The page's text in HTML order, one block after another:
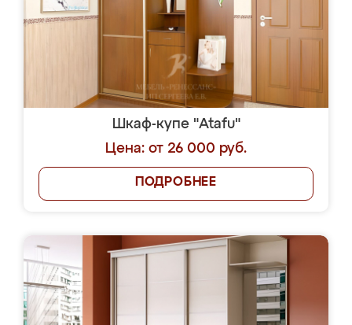
Шкаф-купе "Atafu"
Цена: от 26 000 руб.
ПОДРОБНЕЕ